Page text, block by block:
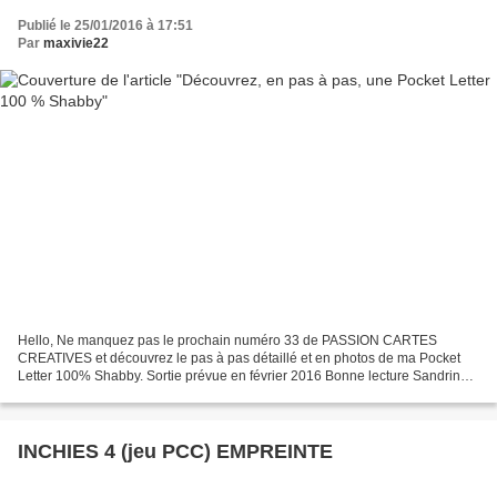
Publié le 25/01/2016 à 17:51
Par maxivie22
Hello, Ne manquez pas le prochain numéro 33 de PASSION CARTES
CREATIVES et découvrez le pas à pas détaillé et en photos de ma Pocket
Letter 100% Shabby. Sortie prévue en février 2016 Bonne lecture Sandrine
INCHIES 4 (jeu PCC) EMPREINTE